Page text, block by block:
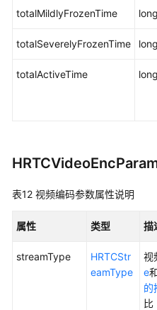
totalMildlyFrozenTime long
totalSeverelyFrozenTime long
totalActiveTime long
表12 视频编码参数属性说明
属性 类型 描
streamType
HRTCStr
eamType
视
e
的
比